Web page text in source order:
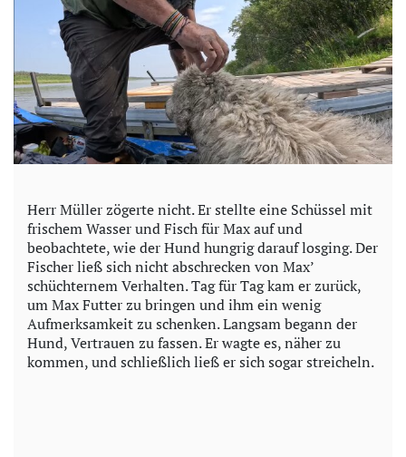
Herr Müller zögerte nicht. Er stellte eine Schüssel mit
frischem Wasser und Fisch für Max auf und
beobachtete, wie der Hund hungrig darauf losging. Der
Fischer ließ sich nicht abschrecken von Max’
schüchternem Verhalten. Tag für Tag kam er zurück,
um Max Futter zu bringen und ihm ein wenig
Aufmerksamkeit zu schenken. Langsam begann der
Hund, Vertrauen zu fassen. Er wagte es, näher zu
kommen, und schließlich ließ er sich sogar streicheln.